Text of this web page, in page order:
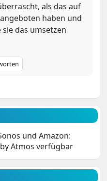
als das auf
haben und
das umsetzen
und Amazon:
Atmos verfügbar